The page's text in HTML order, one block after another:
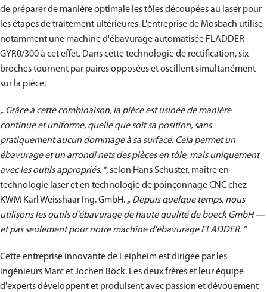
de préparer de manière optimale les tôles découpées au laser pour
les étapes de traitement ultérieures. L'entreprise de Mosbach utilise
notamment une machine d'ébavurage automatisée FLADDER
GYR0/300 à cet effet. Dans cette technologie de rectification, six
broches tournent par paires opposées et oscillent simultanément
sur la pièce.
„ Grâce à cette combinaison, la pièce est usinée de manière
continue et uniforme, quelle que soit sa position, sans
pratiquement aucun dommage à sa surface. Cela permet un
ébavurage et un arrondi nets des pièces en tôle, mais uniquement
avec les outils appropriés. “, selon Hans Schuster, maître en
technologie laser et en technologie de poinçonnage CNC chez
KWM Karl Weisshaar Ing. GmbH. „ Depuis quelque temps, nous
utilisons les outils d'ébavurage de haute qualité de boeck GmbH —
et pas seulement pour notre machine d'ébavurage FLADDER. “
Cette entreprise innovante de Leipheim est dirigée par les
ingénieurs Marc et Jochen Böck. Les deux frères et leur équipe
d'experts développent et produisent avec passion et dévouement